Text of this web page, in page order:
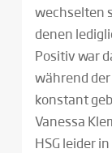
wechselten
denen
Positiv war
während
konstant
Vanessa
HSG leider